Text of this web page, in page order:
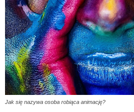
Jak się nazywa osoba robiąca animację?